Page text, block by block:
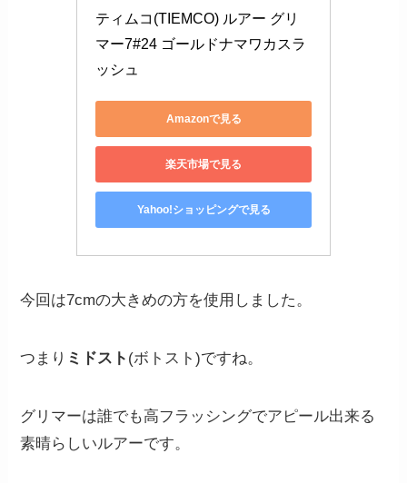
ティムコ(TIEMCO) ルアー グリ
マー7#24 ゴールドナマワカスラ
ッシュ
Amazonで見る
楽天市場で見る
Yahoo!ショッピングで見る
今回は7cmの大きめの方を使用しました。
つまり ミドスト (ボトスト)ですね。
グリマーは誰でも高フラッシングでアピール出来る
素晴らしいルアーです。